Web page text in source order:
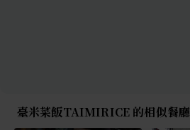
臺米菜飯TAIMIRICE 的相似餐廳